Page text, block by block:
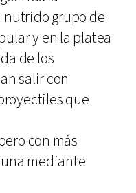
grupo de
y en la platea
de los
salir con
que
con más
mediante